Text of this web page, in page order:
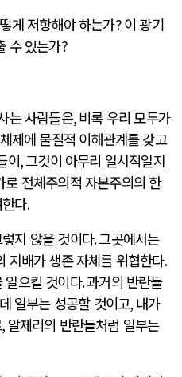
게 저항해야 하는가?이 광기
수 있는가?
는 사람들은,비록 우리 모두가
제에 물질적 이해관계를 갖고
이,그것이 아무리 일시적일지
전체주의적 자본주의의 한
다.
지 않을 것이다.그곳에서는
지배가 생존 자체를 위협한다.
일으킬 것이다.과거의 반란들
일부는 성공할 것이고, 내가
, 알제리의 반란들처럼 일부는